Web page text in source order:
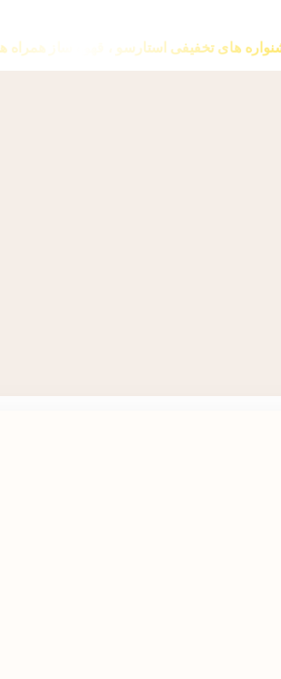
های تخفیفی استارسو ، قهوه ساز همراه